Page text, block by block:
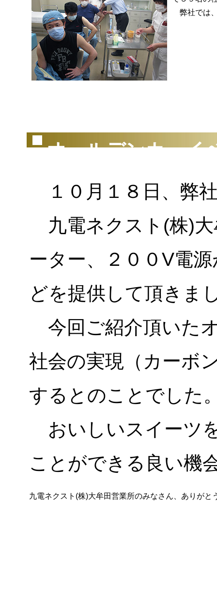
弊社では
オールデンカーイ
１０月１８日、弊
九電ネクスト(株)大
ーター、２００V電
どを提供して頂きま
今回ご紹介頂いた
社会の実現（カーボ
するとのことでした
おいしいスイーツ
ことができる良い
九電ネクスト(株)大牟田営業所のみなさん、ありがと